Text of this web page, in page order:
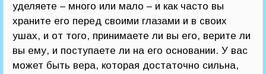
уделяете – много или мало – и как часто вы
храните его перед своими глазами и в своих
ушах, и от того, принимаете ли вы его, верите ли
вы ему, и поступаете ли на его основании. У вас
может быть вера, которая достаточно сильна,